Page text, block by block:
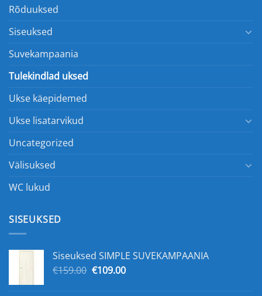
Rõduuksed
Siseuksed
Suvekampaania
Tulekindlad uksed
Ukse käepidemed
Ukse lisatarvikud
Uncategorized
Välisuksed
WC lukud
SISEUKSED
Siseuksed SIMPLE SUVEKAMPAANIA
€159.00 Algne
€109.00Praegune